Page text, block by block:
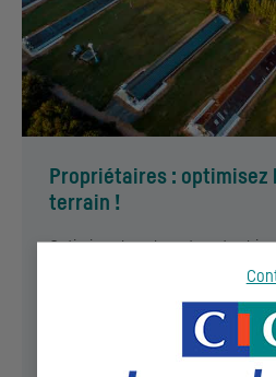
Propriétaires : optimisez
terrain !
Optimisez la valeur de votre
terrain en le proposant à des